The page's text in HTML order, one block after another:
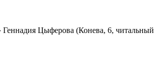
Цыферова (Конева, 6, читальный